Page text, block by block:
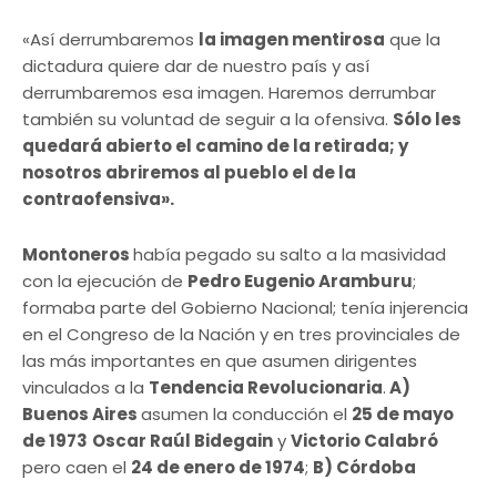
«Así derrumbaremos la imagen mentirosa que la
dictadura quiere dar de nuestro país y así
derrumbaremos esa imagen. Haremos derrumbar
también su voluntad de seguir a la ofensiva. Sólo les
quedará abierto el camino de la retirada; y
nosotros abriremos al pueblo el de la
contraofensiva».
Montoneroshabía pegado su salto a la masividad
con la ejecución de Pedro Eugenio Aramburu;
formaba parte del Gobierno Nacional; tenía injerencia
en el Congreso de la Nación y en tres provinciales de
las más importantes en que asumen dirigentes
vinculados a la Tendencia Revolucionaria.A)
Buenos Airesasumen la conducción el 25 de mayo
de 1973 Oscar Raúl BidegainyVictorio Calabró
pero caen el 24 de enero de 1974; B) Córdoba